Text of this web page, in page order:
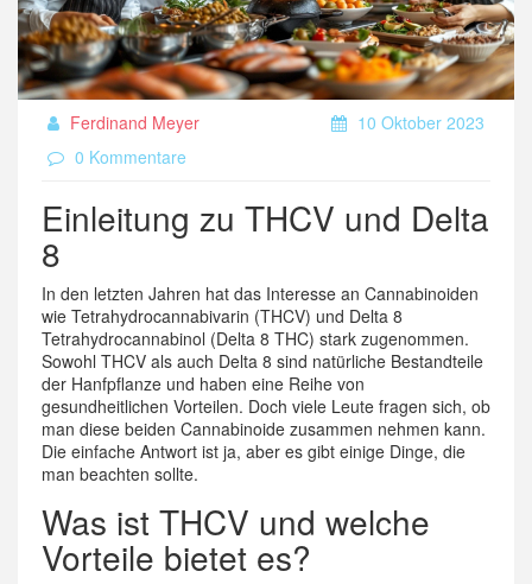
Ferdinand Meyer
10 Oktober 2023
0 Kommentare
Einleitung zu THCV und Delta
8
In den letzten Jahren hat das Interesse an Cannabinoiden
wie Tetrahydrocannabivarin (THCV) und Delta 8
Tetrahydrocannabinol (Delta 8 THC) stark zugenommen.
Sowohl THCV als auch Delta 8 sind natürliche Bestandteile
der Hanfpflanze und haben eine Reihe von
gesundheitlichen Vorteilen. Doch viele Leute fragen sich, ob
man diese beiden Cannabinoide zusammen nehmen kann.
Die einfache Antwort ist ja, aber es gibt einige Dinge, die
man beachten sollte.
Was ist THCV und welche
Vorteile bietet es?